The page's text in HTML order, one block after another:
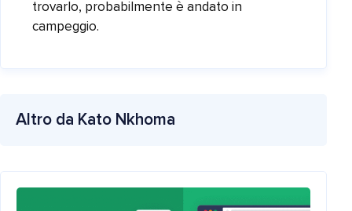
trovarlo, probabilmente è andato in
campeggio.
Altro da Kato Nkhoma